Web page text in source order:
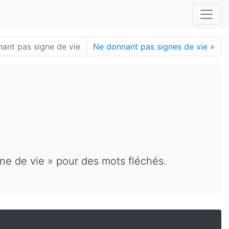
pas signe de vie Ne donnant pas signes de vie »
de vie » pour des mots fléchés.